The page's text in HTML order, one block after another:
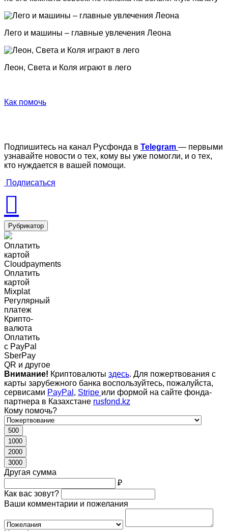
Лего и машины – главные увлечения Леона
Леон, Света и Коля играют в лего
Как помочь
Подпишитесь на канал Русфонда в Telegram — первыми
узнавайте новости о тех, кому вы уже помогли, и о тех,
кто нуждается в вашей помощи.
Подписаться
Рубрикатор
Оплатить
картой
Cloudpayments
Оплатить
картой
Mixplat
Регулярный
платеж
Крипто-
валюта
Оплатить
c PayPal
SberPay
QR и другое
Внимание! Криптовалюты здесь. Для пожертвования с
карты зарубежного банка воспользуйтесь, пожалуйста,
сервисами PayPal , Stripe или формой на сайте фонда-
партнера в Казахстане rusfond.kz
Кому помочь?
500
1000
2000
3000
Другая сумма
₽
Как вас зовут?
Ваши комментарии и пожелания